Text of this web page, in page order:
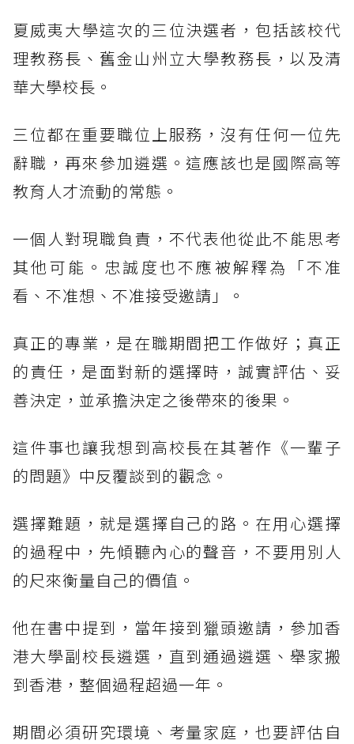
夏威夷大學這次的三位決選者，包括該校代
理教務長、舊金山州立大學教務長，以及清
華大學校長。
三位都在重要職位上服務，沒有任何一位先
辭職，再來參加遴選。這應該也是國際高等
教育人才流動的常態。
一個人對現職負責，不代表他從此不能思考
其他可能。忠誠度也不應被解釋為「不准
看、不准想、不准接受邀請」。
真正的專業，是在職期間把工作做好；真正
的責任，是面對新的選擇時，誠實評估、妥
善決定，並承擔決定之後帶來的後果。
這件事也讓我想到高校長在其著作《一輩子
的問題》中反覆談到的觀念。
選擇難題，就是選擇自己的路。在用心選擇
的過程中，先傾聽內心的聲音，不要用別人
的尺來衡量自己的價值。
他在書中提到，當年接到獵頭邀請，參加香
港大學副校長遴選，直到通過遴選、舉家搬
到香港，整個過程超過一年。
期間必須研究環境、考量家庭，也要評估自